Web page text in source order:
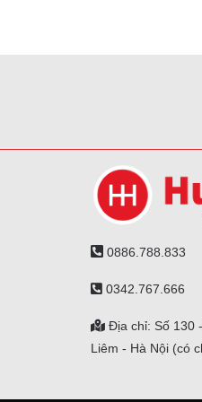
0886.788.833
0342.767.666
Địa chỉ: Số 130
Liêm - Hà Nội (có